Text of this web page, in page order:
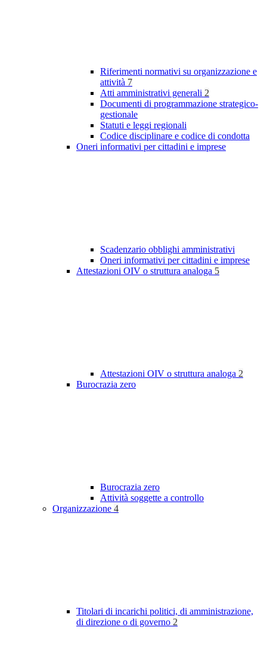
Riferimenti normativi su organizzazione e
attività 7
Atti amministrativi generali 2
Documenti di programmazione strategico-
gestionale
Statuti e leggi regionali
Codice disciplinare e codice di condotta
Oneri informativi per cittadini e imprese
Scadenzario obblighi amministrativi
Oneri informativi per cittadini e imprese
Attestazioni OIV o struttura analoga 5
Attestazioni OIV o struttura analoga 2
Burocrazia zero
Burocrazia zero
Attività soggette a controllo
Organizzazione 4
Titolari di incarichi politici, di amministrazione,
di direzione o di governo 2